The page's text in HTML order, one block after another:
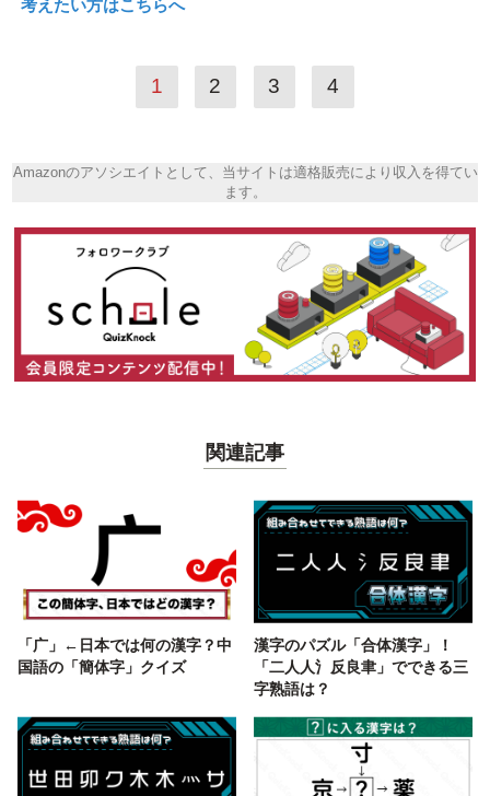
考えたい方はこちらへ
1 2 3 4
Amazonのアソシエイトとして、当サイトは適格販売により収入を得てい
ます。
関連記事
「广」←日本では何の漢字？中
国語の「簡体字」クイズ
漢字のパズル「合体漢字」！
「二人人氵反良聿」でできる三
字熟語は？